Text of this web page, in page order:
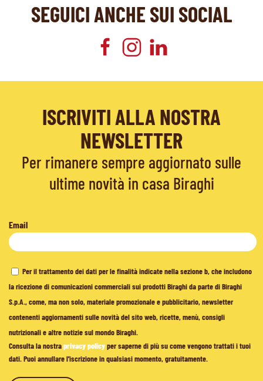
SEGUICI ANCHE SUI SOCIAL
ISCRIVITI ALLA NOSTRA
NEWSLETTER
Per rimanere sempre aggiornato sulle
ultime novità in casa Biraghi
Email
Per il trattamento dei dati per le finalità indicate nella sezione b, che includono
la ricezione di comunicazioni commerciali sui prodotti Biraghi da parte di Biraghi
S.p.A., come, ma non solo, materiale promozionale e pubblicitario, newsletter
contenenti aggiornamenti sulle novità del sito web, ricette, menù, consigli
nutrizionali e altre notizie sul mondo Biraghi.
Consulta la nostraprivacy policyper saperne di più su come vengono trattati i tuoi
dati. Puoi annullare l'iscrizione in qualsiasi momento, gratuitamente.